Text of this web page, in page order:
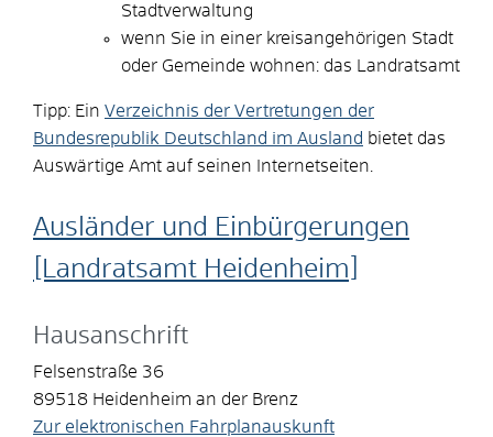
Stadtverwaltung
wenn Sie in einer kreisangehörigen Stadt
oder Gemeinde wohnen: das Landratsamt
Tipp: Ein Verzeichnis der Vertretungen der
Bundesrepublik Deutschland im Ausland bietet das
Auswärtige Amt auf seinen Internetseiten.
Ausländer und Einbürgerungen
[Landratsamt Heidenheim]
Hausanschrift
Felsenstraße 36
89518 Heidenheim an der Brenz
Zur elektronischen Fahrplanauskunft